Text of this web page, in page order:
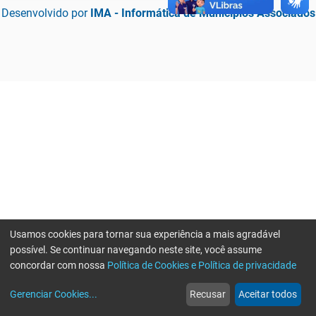
Desenvolvido por IMA - Informática de Municípios Associados
web
Notícias
more_horiz
Mais
Usamos cookies para tornar sua experiência a mais agradável
possível. Se continuar navegando neste site, você assume
concordar com nossa Política de Cookies e Política de privacidade
Gerenciar Cookies... Recusar Aceitar todos
Erro ao enviar informações, por favor tente novamente